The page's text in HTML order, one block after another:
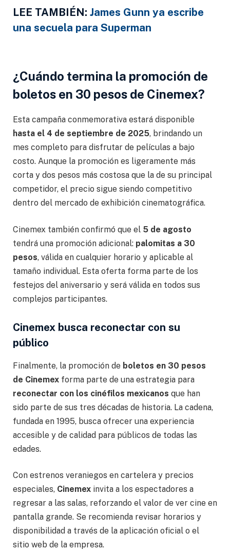
LEE TAMBIÉN: James Gunn ya escribe
una secuela para Superman
¿Cuándo termina la promoción de
boletos en 30 pesos de Cinemex?
Esta campaña conmemorativa estará disponible
hasta el 4 de septiembre de 2025, brindando un
mes completo para disfrutar de películas a bajo
costo. Aunque la promoción es ligeramente más
corta y dos pesos más costosa que la de su principal
competidor, el precio sigue siendo competitivo
dentro del mercado de exhibición cinematográfica.
Cinemex también confirmó que el 5 de agosto
tendrá una promoción adicional: palomitas a 30
pesos, válida en cualquier horario y aplicable al
tamaño individual. Esta oferta forma parte de los
festejos del aniversario y será válida en todos sus
complejos participantes.
Cinemex busca reconectar con su
público
Finalmente, la promoción de boletos en 30 pesos
de Cinemex forma parte de una estrategia para
reconectar con los cinéfilos mexicanos que han
sido parte de sus tres décadas de historia. La cadena,
fundada en 1995, busca ofrecer una experiencia
accesible y de calidad para públicos de todas las
edades.
Con estrenos veraniegos en cartelera y precios
especiales, Cinemex invita a los espectadores a
regresar a las salas, reforzando el valor de ver cine en
pantalla grande. Se recomienda revisar horarios y
disponibilidad a través de la aplicación oficial o el
sitio web de la empresa.